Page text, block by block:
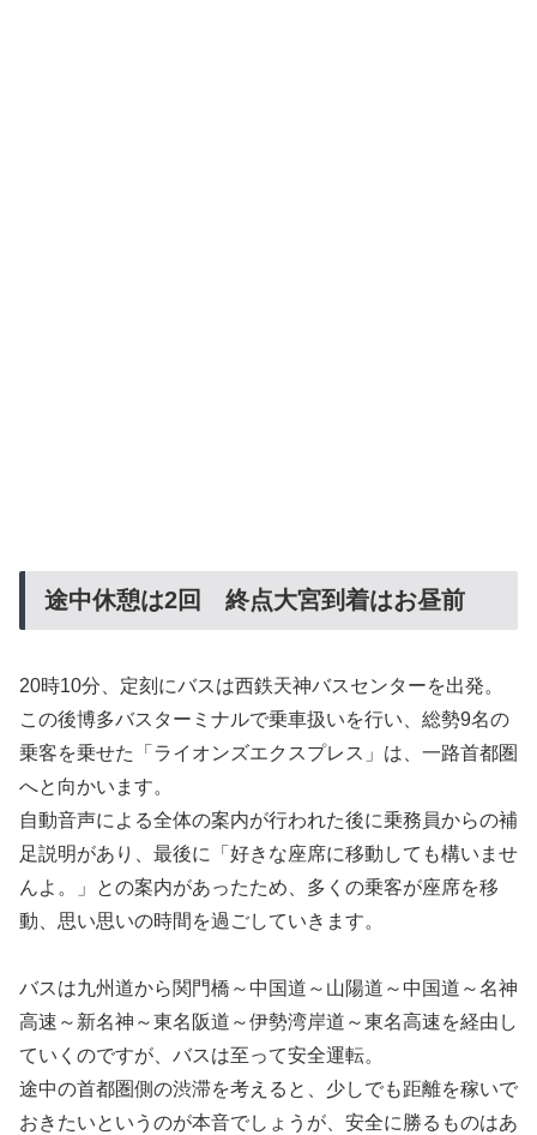
途中休憩は2回 終点大宮到着はお昼前
20時10分、定刻にバスは西鉄天神バスセンターを出発。
この後博多バスターミナルで乗車扱いを行い、総勢9名の
乗客を乗せた「ライオンズエクスプレス」は、一路首都圏
へと向かいます。
自動音声による全体の案内が行われた後に乗務員からの補
足説明があり、最後に「好きな座席に移動しても構いませ
んよ。」との案内があったため、多くの乗客が座席を移
動、思い思いの時間を過ごしていきます。
バスは九州道から関門橋～中国道～山陽道～中国道～名神
高速～新名神～東名阪道～伊勢湾岸道～東名高速を経由し
ていくのですが、バスは至って安全運転。
途中の首都圏側の渋滞を考えると、少しでも距離を稼いで
おきたいというのが本音でしょうが、安全に勝るものはあ